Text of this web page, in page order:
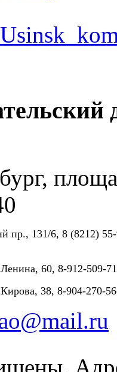
пр., 131/6, 8 (8212)
60, 8-912-509-
38, 8-904-270-